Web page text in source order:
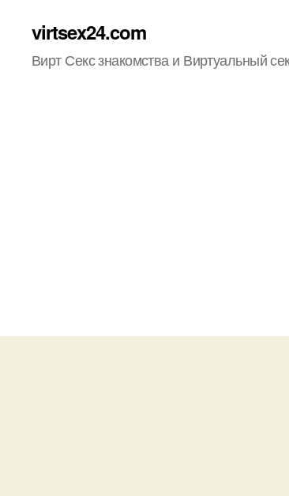
virtsex24.com
Вирт Секс знакомства и Виртуальный